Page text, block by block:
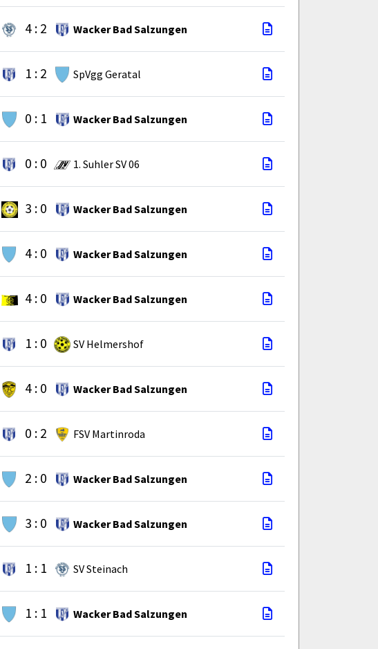
4 : 2 Wacker Bad Salzungen
1 : 2 SpVgg Geratal
0 : 1 Wacker Bad Salzungen
0 : 0 1. Suhler SV 06
3 : 0 Wacker Bad Salzungen
4 : 0 Wacker Bad Salzungen
4 : 0 Wacker Bad Salzungen
1 : 0 SV Helmershof
4 : 0 Wacker Bad Salzungen
0 : 2 FSV Martinroda
2 : 0 Wacker Bad Salzungen
3 : 0 Wacker Bad Salzungen
1 : 1 SV Steinach
1 : 1 Wacker Bad Salzungen